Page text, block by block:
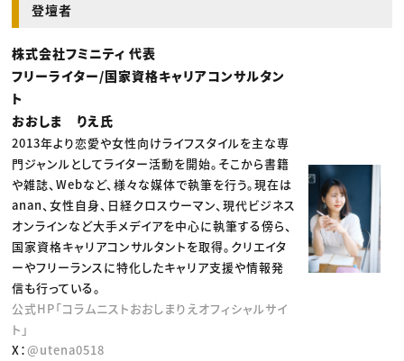
登壇者
株式会社フミニティ 代表
フリーライター/国家資格キャリアコンサルタン
ト
おおしま りえ氏
2013年より恋愛や女性向けライフスタイルを主な専
門ジャンルとしてライター活動を開始。そこから書籍
や雑誌、Webなど、様々な媒体で執筆を行う。現在は
anan、女性自身、日経クロスウーマン、現代ビジネス
オンラインなど大手メデイアを中心に執筆する傍ら、
国家資格キャリアコンサルタントを取得。クリエイタ
ーやフリーランスに特化したキャリア支援や情報発
信も行っている。
公式HP「コラムニストおおしまりえオフィシャルサイ
ト」
X：@utena0518